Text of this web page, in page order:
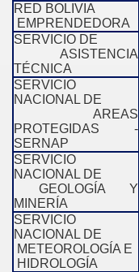
RED BOLIVIA
EMPRENDEDORA
SERVICIO DE
ASISTENCIA
TÉCNICA
SERVICIO
NACIONAL DE
AREAS
PROTEGIDAS -
SERNAP
SERVICIO
NACIONAL DE
GEOLOGÍA Y
MINERÍA
SERVICIO
NACIONAL DE
METEOROLOGÍA E
HIDROLOGÍA